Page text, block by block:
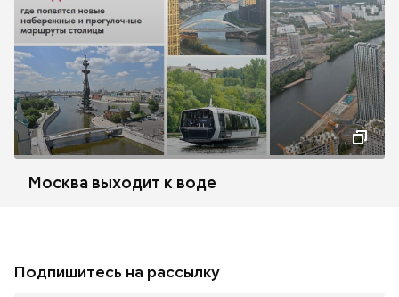
Москва выходит к воде
Подпишитесь на рассылку